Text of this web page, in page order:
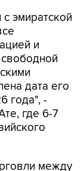
эмиратской
и
дата его
года", -
где 6-7
между